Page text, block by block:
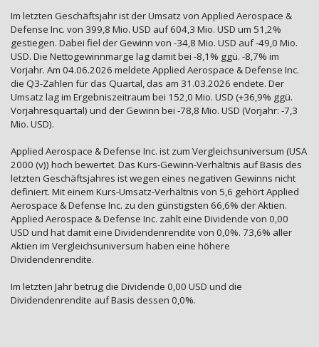
Im letzten Geschäftsjahr ist der Umsatz von Applied Aerospace &
Defense Inc. von 399,8 Mio. USD auf 604,3 Mio. USD um 51,2%
gestiegen. Dabei fiel der Gewinn von -34,8 Mio. USD auf -49,0 Mio.
USD. Die Nettogewinnmarge lag damit bei -8,1% ggü. -8,7% im
Vorjahr. Am 04.06.2026 meldete Applied Aerospace & Defense Inc.
die Q3-Zahlen für das Quartal, das am 31.03.2026 endete. Der
Umsatz lag im Ergebniszeitraum bei 152,0 Mio. USD (+36,9% ggü.
Vorjahresquartal) und der Gewinn bei -78,8 Mio. USD (Vorjahr: -7,3
Mio. USD).
Applied Aerospace & Defense Inc. ist zum Vergleichsuniversum (USA
2000 (v)) hoch bewertet. Das Kurs-Gewinn-Verhältnis auf Basis des
letzten Geschäftsjahres ist wegen eines negativen Gewinns nicht
definiert. Mit einem Kurs-Umsatz-Verhältnis von 5,6 gehört Applied
Aerospace & Defense Inc. zu den günstigsten 66,6% der Aktien.
Applied Aerospace & Defense Inc. zahlt eine Dividende von 0,00
USD und hat damit eine Dividendenrendite von 0,0%. 73,6% aller
Aktien im Vergleichsuniversum haben eine höhere
Dividendenrendite.
Im letzten Jahr betrug die Dividende 0,00 USD und die
Dividendenrendite auf Basis dessen 0,0%.